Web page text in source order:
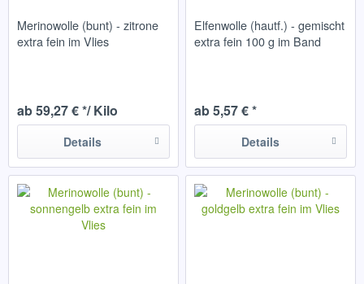
Merinowolle (bunt) - zitrone
extra fein im Vlies
ab 59,27 € */ Kilo
Details
Elfenwolle (hautf.) - gemischt
extra fein 100 g im Band
ab 5,57 € *
Details